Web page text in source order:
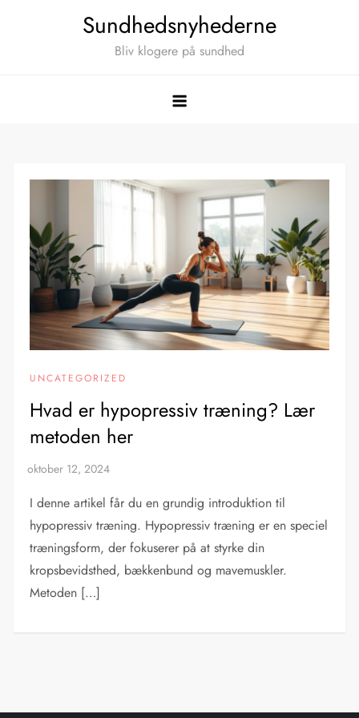
Sundhedsnyhederne
Bliv klogere på sundhed
UNCATEGORIZED
Hvad er hypopressiv træning? Lær
metoden her
I denne artikel får du en grundig introduktion til
hypopressiv træning. Hypopressiv træning er en speciel
træningsform, der fokuserer på at styrke din
kropsbevidsthed, bækkenbund og mavemuskler.
Metoden […]